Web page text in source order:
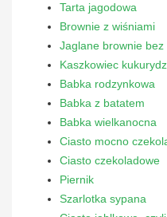
Tarta jagodowa
Brownie z wiśniami
Jaglane brownie bez
Kaszkowiec
Babka rodzynkowa
Babka z batatem
Babka wielkanocna
Ciasto mocno
Ciasto czekoladowe
Piernik
Szarlotka sypana